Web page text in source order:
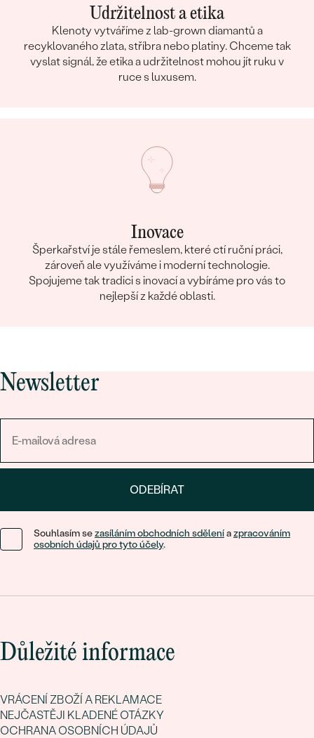
Udržitelnost a etika
Klenoty vytváříme z lab-grown diamantů a
recyklovaného zlata, stříbra nebo platiny. Chceme tak
vyslat signál, že etika a udržitelnost mohou jít ruku v
ruce s luxusem.
Inovace
Šperkařství je stále řemeslem, které ctí ruční práci,
zároveň ale využíváme i moderní technologie.
Spojujeme tak tradici s inovací a vybíráme pro vás to
nejlepší z každé oblasti.
Newsletter
ODEBÍRAT
Souhlasím sezasíláním obchodních sděleníazpracováním
osobních údajů pro tyto účely.
Důležité informace
VRÁCENÍ ZBOŽÍ A REKLAMACE
NEJČASTĚJI KLADENÉ OTÁZKY
OCHRANA OSOBNÍCH ÚDAJŮ